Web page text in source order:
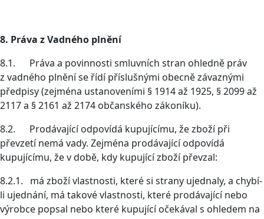
8. Práva z Vadného plnění
8.1. Práva a povinnosti smluvních stran ohledně práv
z vadného plnění se řídí příslušnými obecně závaznými
předpisy (zejména ustanoveními § 1914 až 1925, § 2099 až
2117 a § 2161 až 2174 občanského zákoníku).
8.2. Prodávající odpovídá kupujícímu, že zboží při
převzetí nemá vady. Zejména prodávající odpovídá
kupujícímu, že v době, kdy kupující zboží převzal:
8.2.1. má zboží vlastnosti, které si strany ujednaly, a chybí-
li ujednání, má takové vlastnosti, které prodávající nebo
výrobce popsal nebo které kupující očekával s ohledem na